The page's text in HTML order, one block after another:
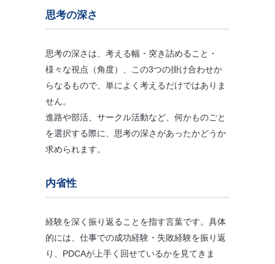
思考の深さ
思考の深さは、考える幅・突き詰めること・
様々な視点（角度）、この3つの掛け合わせか
らなるもので、単によく考えるだけではありま
せん。
進路や部活、サークル活動など、何かものごと
を選択する際に、思考の深さがあったかどうか
求められます。
内省性
経験を深く振り返ることを指す言葉です。具体
的には、仕事での成功経験・失敗経験を振り返
り、PDCAが上手く回せているかを見てきま